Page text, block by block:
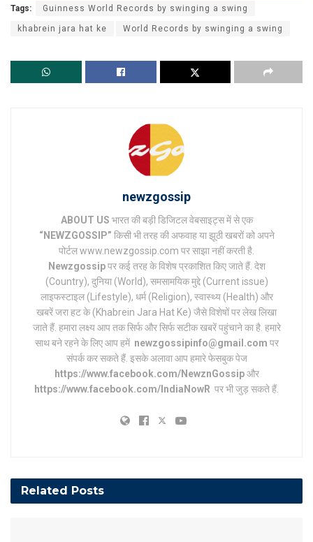
Tags: Guinness World Records by swinging a swing
khabrein jara hat ke World Records by swinging a swing
newzgossip
ABOUT US भारत की बड़ी डिजिटल वेबसाइट्स में से एक
“NEWZGOSSIP” किसी भी तरह की अफवाह या झूठी खबरों को अपने
पोर्टल www.newzgossip.com पर साझा नहीं करती है.
Newzgossipपर कई तरह के विशेष प्रकाशित किए जाते हैं. देश
(Country), दुनिया (World), समसामयिक मुद्दे (Current issue)
लाइफस्टाइल (Lifestyle), धर्म (Religion), स्वास्थ्य (Health) और
खबरें जरा हट के (Khabrein Jara Hat Ke) जैसे विशेषों पर लेख लिखा
जाते हैं. हमारा लक्ष्य आप तक सिर्फ और सिर्फ सटीक खबरें पहुंचाने का है. हमारे
साथ बने रहने के लिए आप हमें newzgossipinfo@gmail.com पर
संपर्क कर सकते हैं. इसके अलावा आप हमारे फेसबुक पेज
https://www.facebook.com/NewznGossipऔर
https://www.facebook.com/IndiaNowR पर भी जुड़ सकते हैं.
Related Posts